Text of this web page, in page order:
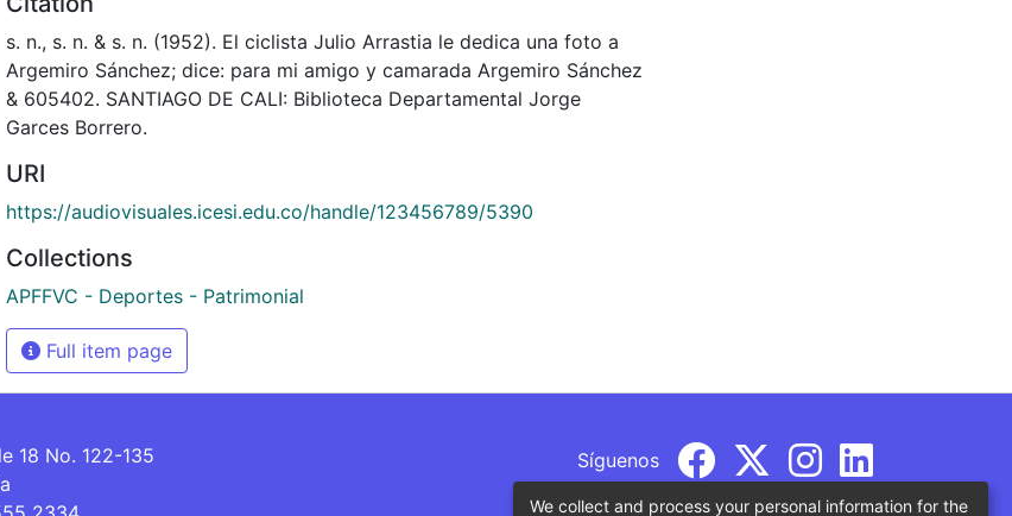
s. n., s. n. & s. n. (1952). El ciclista Julio Arrastia le dedica una foto a
Argemiro Sánchez; dice: para mi amigo y camarada Argemiro Sánchez
& 605402. SANTIAGO DE CALI: Biblioteca Departamental Jorge
Garces Borrero.
URI
https://audiovisuales.icesi.edu.co/handle/123456789/5390
Collections
APFFVC - Deportes - Patrimonial
Full item page
18 No. 122-135
Síguenos
We collect and process your personal information for the